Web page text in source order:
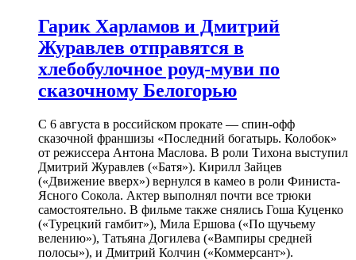
Гарик Харламов и Дмитрий
Журавлев отправятся в
хлебобулочное роуд-муви по
сказочному Белогорью
С 6 августа в российском прокате — спин-офф
сказочной франшизы «Последний богатырь. Колобок»
от режиссера Антона Маслова. В роли Тихона выступил
Дмитрий Журавлев («Батя»). Кирилл Зайцев
(«Движение вверх») вернулся в камео в роли Финиста-
Ясного Сокола. Актер выполнял почти все трюки
самостоятельно. В фильме также снялись Гоша Куценко
(«Турецкий гамбит»), Мила Ершова («По щучьему
велению»), Татьяна Догилева («Вампиры средней
полосы»), и Дмитрий Колчин («Коммерсант»).